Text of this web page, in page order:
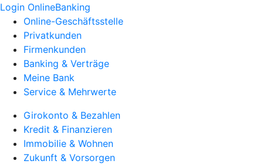
Login OnlineBanking
Online-Geschäftsstelle
Privatkunden
Firmenkunden
Banking & Verträge
Meine Bank
Service & Mehrwerte
Girokonto & Bezahlen
Kredit & Finanzieren
Immobilie & Wohnen
Zukunft & Vorsorgen